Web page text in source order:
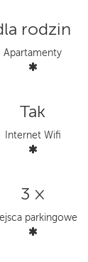
rodzin
Apartamenty
Tak
Internet Wifi
3 ×
parkingowe